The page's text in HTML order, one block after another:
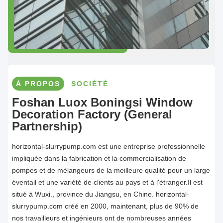
À PROPOS SOCIÉTÉ
Foshan Luox Boningsi Window
Decoration Factory (General
Partnership)
horizontal-slurrypump.com est une entreprise professionnelle
impliquée dans la fabrication et la commercialisation de
pompes et de mélangeurs de la meilleure qualité pour un large
éventail et une variété de clients au pays et à l'étranger.Il est
situé à Wuxi., province du Jiangsu, en Chine. horizontal-
slurrypump.com créé en 2000, maintenant, plus de 90% de
nos travailleurs et ingénieurs ont de nombreuses années